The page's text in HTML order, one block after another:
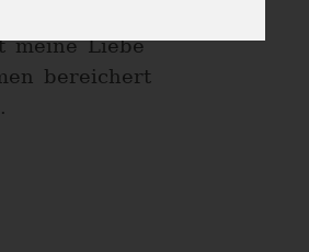
meine Liebe
bereichert